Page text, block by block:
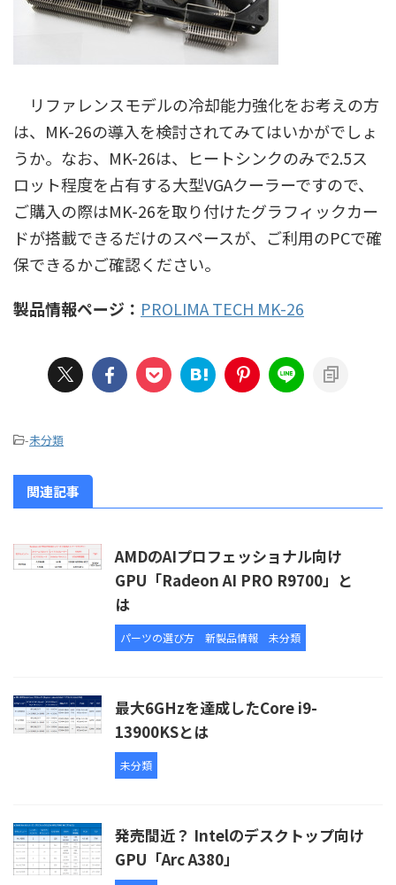
リファレンスモデルの冷却能力強化をお考えの方
は、MK-26の導入を検討されてみてはいかがでしょ
うか。なお、MK-26は、ヒートシンクのみで2.5ス
ロット程度を占有する大型VGAクーラーですので、
ご購入の際はMK-26を取り付けたグラフィックカー
ドが搭載できるだけのスペースが、ご利用のPCで確
保できるかご確認ください。
製品情報ページ： PROLIMA TECH MK-26
-未分類
関連記事
AMDのAIプロフェッショナル向け
GPU「Radeon AI PRO R9700」と
は
パーツの選び方 新製品情報 未分類
最大6GHzを達成したCore i9-
13900KSとは
未分類
発売間近？ Intelのデスクトップ向け
GPU「Arc A380」